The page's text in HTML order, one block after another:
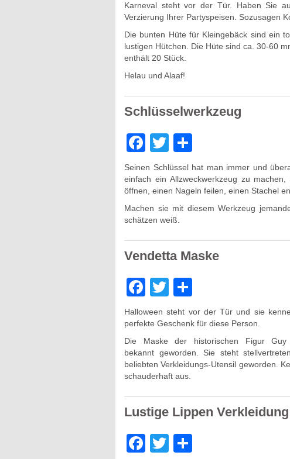
Karneval steht vor der Tür. Haben Sie
Verzierung Ihrer Partyspeisen. Sozusagen
Die bunten Hüte für Kleingebäck sind ein
lustigen Hütchen. Die Hüte sind ca. 30-60
enthält 20 Stück.
Helau und Alaaf!
Schlüsselwerkzeug
Facebook
Twitter
Seinen Schlüssel hat man immer und
einfach ein Allzweckwerkzeug zu
öffnen, einen Nageln feilen, einen Stachel
Machen sie mit diesem Werkzeug
schätzen weiß.
Vendetta Maske
Facebook
Twitter
Halloween steht vor der Tür und sie
perfekte Geschenk für diese Person.
Die Maske der historischen Figur
bekannt geworden. Sie steht
beliebten Verkleidungs-Utensil geworden.
schauderhaft aus.
Lustige Lippen Verkleidung
Facebook
Twitter